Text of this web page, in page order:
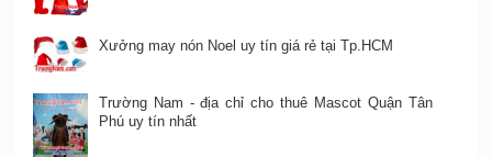
Xưởng may nón Noel uy tín giá rẻ tại Tp.HCM
Trường Nam - địa chỉ cho thuê Mascot Quận Tân
Phú uy tín nhất